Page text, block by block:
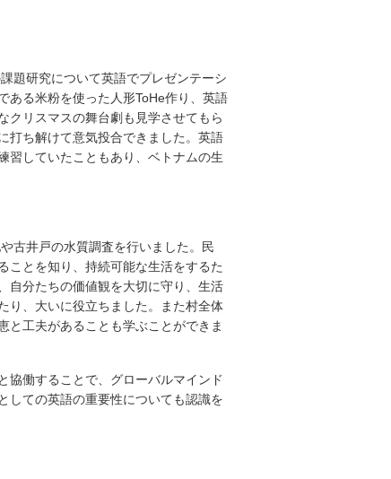
題研究について英語でプレゼンテーシ
ある米粉を使った人形ToHe作り、英語
クリスマスの舞台劇も見学させてもら
打ち解けて意気投合できました。英語
習していたこともあり、ベトナムの生
古井戸の水質調査を行いました。民
ことを知り、持続可能な生活をするた
自分たちの価値観を大切に守り、生活
り、大いに役立ちました。また村全体
と工夫があることも学ぶことができま
働することで、グローバルマインド
しての英語の重要性についても認識を